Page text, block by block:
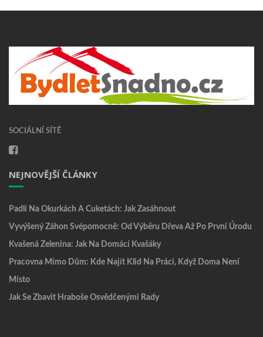
SOCIÁLNÍ SÍTĚ
NEJNOVĚJŠÍ ČLÁNKY
Padlí Na Okurkách A Cuketách: Jak Zasáhnout
Vyvýšený Záhon Svépomocně: Od Výběru Dřeva Až Po První Úrodu
Kvašená Zelenina: Jak Na Domácí Kvašáky
Pracovna Mimo Dům: Kde Najít Klid Na Práci, Když Doma Není
Místo
Jak Se Zbavit Hraboše Osvědčenými Rady